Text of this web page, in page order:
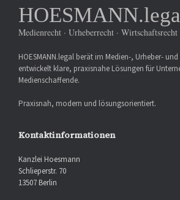
Medienrecht · Urheberrecht · Wirtschaftsrecht
HOESMANN.legal berät im Medien-, Urheber-
entwickelt klare, praxisnahe Lösungen für
Medienschaffende.
Praxisnah, modern und lösungsorientiert.
Kontaktinformationen
Kanzlei Hoesmann
Schlieperstr. 70
13507 Berlin